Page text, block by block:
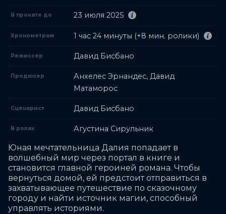
В прокате до 23 июля 2025
Хронометраж 1 час 24 минуты (+8 мин. ролики)
Режиссер Давид Бисбано
Продюсер
Анхелес Эрнандес, Давид
Матаморос
Сценарист Давид Бисбано
В ролях Агустина Сирульник
Юная мечтательница Далия попадает в
волшебный мир через портал в книге и
становится главной героиней романа. Чтобы
вернуться домой, ей предстоит отправиться в
захватывающее путешествие по сказочному
городу и найти источник магии, способный
управлять историями.